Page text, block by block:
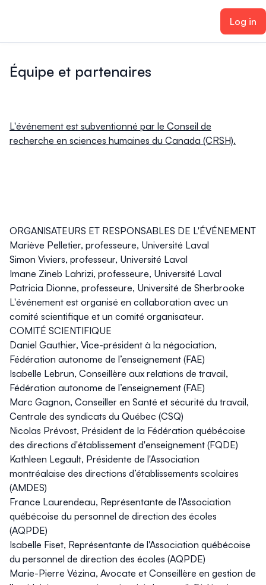
Log in
Équipe et partenaires
L'événement est subventionné par le Conseil de
recherche en sciences humaines du Canada (CRSH).
ORGANISATEURS ET RESPONSABLES DE L'ÉVÉNEMENT
Mariève Pelletier, professeure, Université Laval
Simon Viviers, professeur, Université Laval
Imane Zineb Lahrizi, professeure, Université Laval
Patricia Dionne, professeure, Université de Sherbrooke
L'événement est organisé en collaboration avec un
comité scientifique et un comité organisateur.
COMITÉ SCIENTIFIQUE
Daniel Gauthier, Vice-président à la négociation,
Fédération autonome de l’enseignement (FAE)
Isabelle Lebrun, Conseillère aux relations de travail,
Fédération autonome de l’enseignement (FAE)
Marc Gagnon, Conseiller en Santé et sécurité du travail,
Centrale des syndicats du Québec (CSQ)
Nicolas Prévost, Président de la Fédération québécoise
des directions d'établissement d'enseignement (FQDE)
Kathleen Legault, Présidente de l'Association
montréalaise des directions d’établissements scolaires
(AMDES)
France Laurendeau, Représentante de l'Association
québécoise du personnel de direction des écoles
(AQPDE)
Isabelle Fiset, Représentante de l'Association québécoise
du personnel de direction des écoles (AQPDE)
Marie-Pierre Vézina, Avocate et Conseillère en gestion de